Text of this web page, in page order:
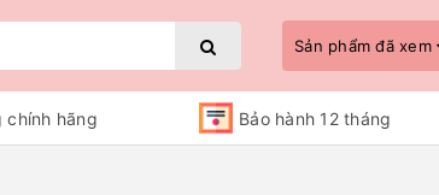
Sản phẩm đã xem
chính hãng Bảo hành 12 tháng